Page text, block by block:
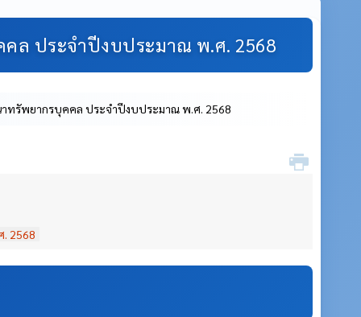
ล ประจำปีงบประมาณ พ.ศ. 2568
ทรัพยากรบุคคล ประจำปีงบประมาณ พ.ศ. 2568
2568